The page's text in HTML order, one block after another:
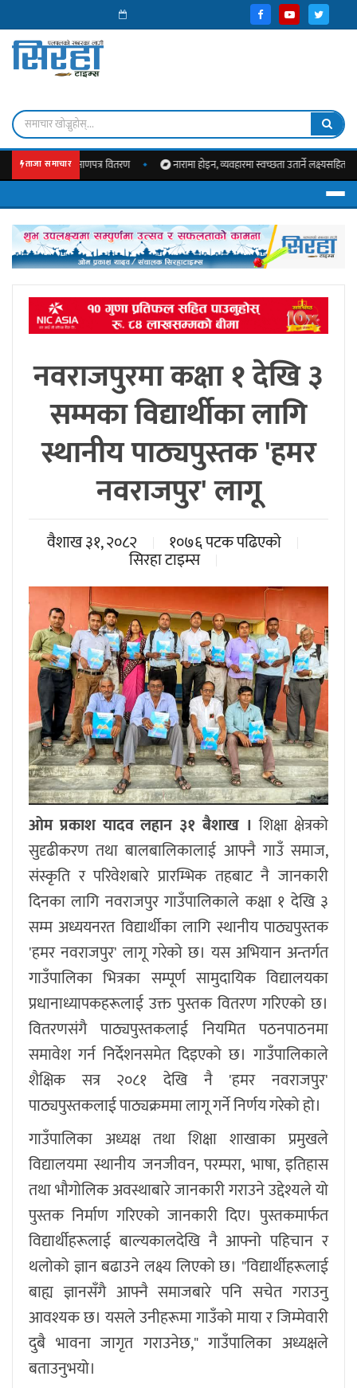
ताजा समाचार
प्रमाणपत्र वितरण नारामा होइन, व्यवहारमा स्वच्छता उतार्ने लक्ष्यसहित लहानको
नवराजपुरमा कक्षा १ देखि ३
सम्मका विद्यार्थीका लागि
स्थानीय पाठ्यपुस्तक 'हमर
नवराजपुर' लागू
वैशाख ३१, २०८२ १०७६ पटक पढिएको
सिरहा टाइम्स
ओम प्रकाश यादव लहान ३१ बैशाख ।शिक्षा क्षेत्रको
सुदृढीकरण तथा बालबालिकालाई आफ्नै गाउँ समाज,
संस्कृति र परिवेशबारे प्रारम्भिक तहबाट नै जानकारी
दिनका लागि नवराजपुर गाउँपालिकाले कक्षा १ देखि ३
सम्म अध्ययनरत विद्यार्थीका लागि स्थानीय पाठ्यपुस्तक
'हमर नवराजपुर' लागू गरेको छ। यस अभियान अन्तर्गत
गाउँपालिका भित्रका सम्पूर्ण सामुदायिक विद्यालयका
प्रधानाध्यापकहरूलाई उक्त पुस्तक वितरण गरिएको छ।
वितरणसंगै पाठ्यपुस्तकलाई नियमित पठनपाठनमा
समावेश गर्न निर्देशनसमेत दिइएको छ। गाउँपालिकाले
शैक्षिक सत्र २०८१ देखि नै 'हमर नवराजपुर'
पाठ्यपुस्तकलाई पाठ्यक्रममा लागू गर्ने निर्णय गरेको हो।
गाउँपालिका अध्यक्ष तथा शिक्षा शाखाका प्रमुखले
विद्यालयमा स्थानीय जनजीवन, परम्परा, भाषा, इतिहास
तथा भौगोलिक अवस्थाबारे जानकारी गराउने उद्देश्यले यो
पुस्तक निर्माण गरिएको जानकारी दिए। पुस्तकमार्फत
विद्यार्थीहरूलाई बाल्यकालदेखि नै आफ्नो पहिचान र
थलोको ज्ञान बढाउने लक्ष्य लिएको छ। "विद्यार्थीहरूलाई
बाह्य ज्ञानसँगै आफ्नै समाजबारे पनि सचेत गराउनु
आवश्यक छ। यसले उनीहरूमा गाउँको माया र जिम्मेवारी
दुबै भावना जागृत गराउनेछ," गाउँपालिका अध्यक्षले
बताउनुभयो।